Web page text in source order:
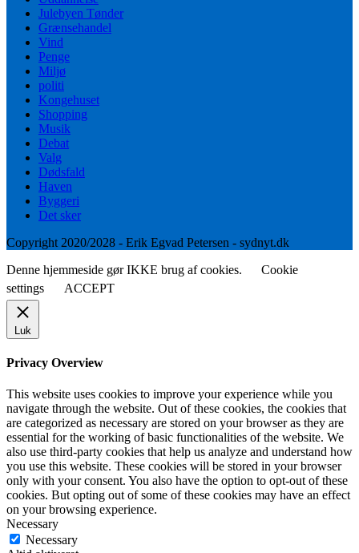
Julebyen Tønder
Grænsehandel
Vind
Penge
Miljø
politi
Kongehuset
Shopping
Musik
Debat
Valg
Dødsfald
Haven
Byggeri
Det sker
Copyright 2020/2028 - Erik Egvad Petersen - sydnyt.dk
Denne hjemmeside gør IKKE brug af cookies.
Cookie
settings
ACCEPT
Luk
Privacy Overview
This website uses cookies to improve your experience while you
navigate through the website. Out of these cookies, the cookies that
are categorized as necessary are stored on your browser as they are
essential for the working of basic functionalities of the website. We
also use third-party cookies that help us analyze and understand how
you use this website. These cookies will be stored in your browser
only with your consent. You also have the option to opt-out of these
cookies. But opting out of some of these cookies may have an effect
on your browsing experience.
Necessary
Necessary